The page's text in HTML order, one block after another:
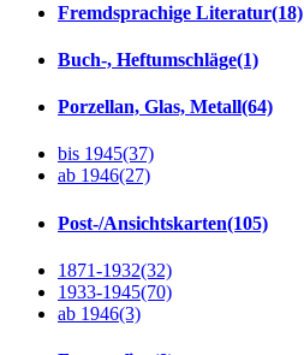
Fremdsprachige Literatur(18)
Buch-, Heftumschläge(1)
Porzellan, Glas, Metall(64)
bis 1945(37)
ab 1946(27)
Post-/Ansichtskarten(105)
1871-1932(32)
1933-1945(70)
ab 1946(3)